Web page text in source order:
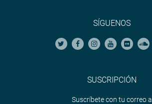
SÍGUENOS
SUSCRIPCIÓN
Suscríbete con tu correo a